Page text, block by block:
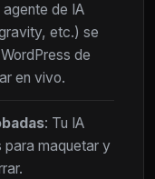
agente de IA
etc.) se
de
en vivo.
: Tu IA
maquetar y